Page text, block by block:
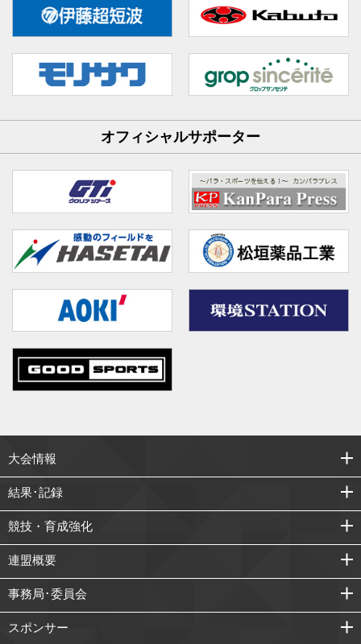
オフィシャルサポーター
大会情報
結果･記録
競技・育成強化
連盟概要
事務局･委員会
スポンサー